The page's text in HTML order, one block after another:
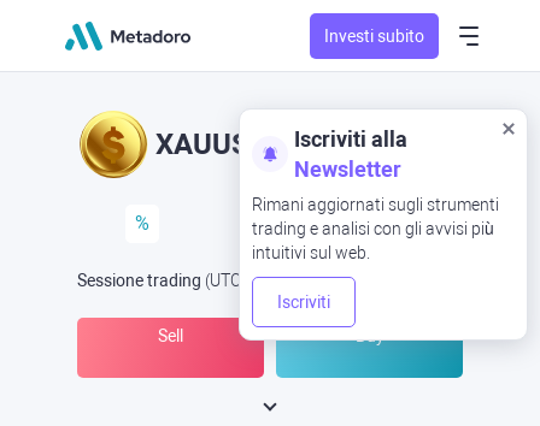
Investi subito
Iscriviti alla
Newsletter
Rimani aggiornati sugli strumenti
trading e analisi con gli avvisi più
intuitivi sul web.
Iscriviti
XAUUSD XAU/USD
%
Sessione trading (UTC ) -Aperta oraalle
Sell Buy